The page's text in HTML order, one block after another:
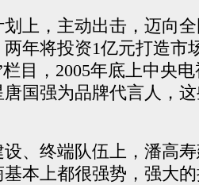
，主动出击，迈向全
年将投资1亿元打造市
目，2005年底上中央
国强为品牌代言人，
终端队伍上，潘高寿
本上都很强势，强大